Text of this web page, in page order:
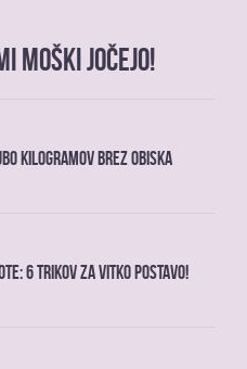
moški jočejo!
kilogramov brez obiska
6 trikov za vitko postavo!